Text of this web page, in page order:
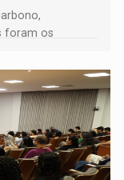
foram os